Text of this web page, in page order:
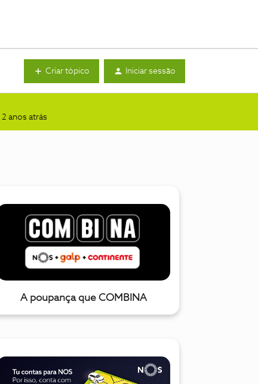
Criar tópico Iniciar sessão
2 anos atrás
A poupança que COMBINA